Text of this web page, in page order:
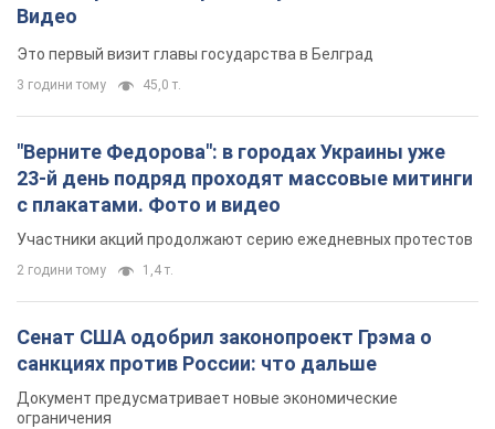
Видео
Это первый визит главы государства в Белград
3 години тому 45,0 т.
"Верните Федорова": в городах Украины уже
23-й день подряд проходят массовые митинги
с плакатами. Фото и видео
Участники акций продолжают серию ежедневных протестов
2 години тому 1,4 т.
Сенат США одобрил законопроект Грэма о
санкциях против России: что дальше
Документ предусматривает новые экономические
ограничения